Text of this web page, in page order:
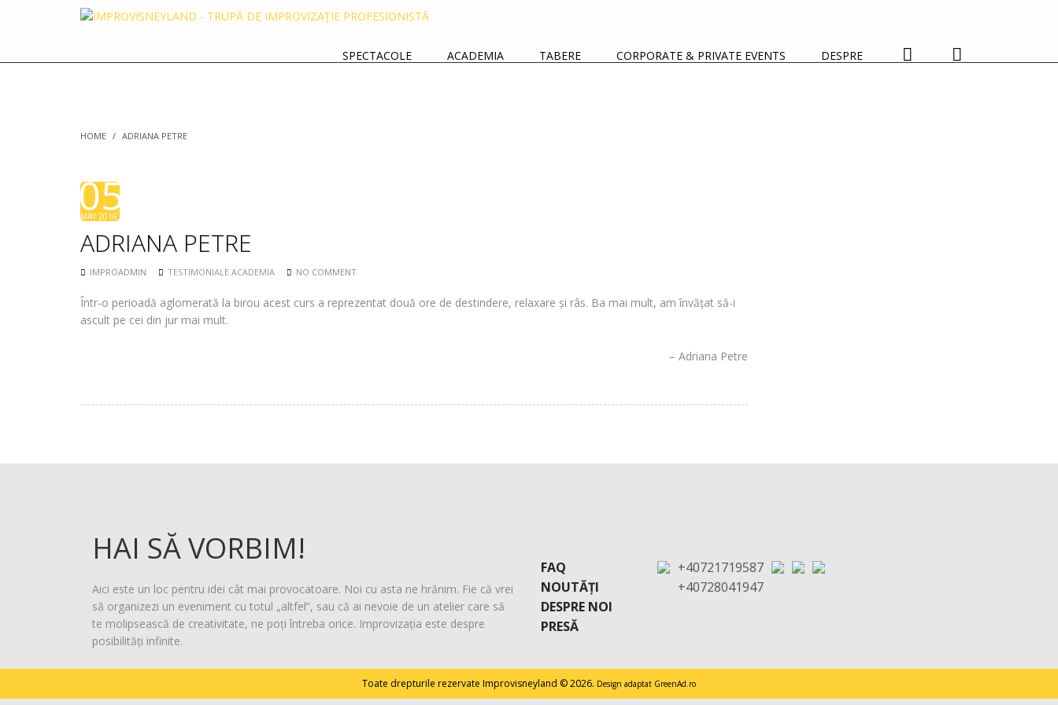
SPECTACOLE ACADEMIA TABERE CORPORATE & PRIVATE EVENTS DESPRE
HOME / ADRIANA PETRE
05
MAY 2016
ADRIANA PETRE
IMPROADMIN TESTIMONIALE ACADEMIA NO COMMENT
Într-o perioadă aglomerată la birou acest curs a reprezentat două ore de destindere, relaxare și râs. Ba mai mult, am învățat să-i
ascult pe cei din jur mai mult.
Adriana Petre
HAI SĂ VORBIM!
Aici este un loc pentru idei cât mai provocatoare. Noi cu asta ne hrănim. Fie că vrei
să organizezi un eveniment cu totul „altfel”, sau că ai nevoie de un atelier care să
te molipsească de creativitate, ne poți întreba orice. Improvizația este despre
posibilități infinite.
FAQ
NOUTĂȚI
DESPRE NOI
PRESĂ
+40721719587
+40728041947
Toate drepturile rezervate Improvisneyland © 2026. Design adaptat GreenAd.ro